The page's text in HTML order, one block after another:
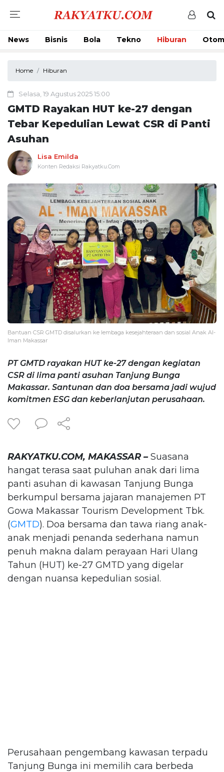
News Bisnis Bola Tekno Hiburan
Home Hiburan
Selasa, 19 Agustus 2025 15:00
GMTD Rayakan HUT ke-27 dengan
Tebar Kepedulian Lewat CSR di Panti
Asuhan
Lisa Emilda
Konten Redaksi Rakyatku.Com
Bantuan CSR GMTD disalurkan ke lembaga kesejahteraan dan sosial Anak Al-
Iman Makassar
PT GMTD rayakan HUT ke-27 dengan kegiatan
CSR di lima panti asuhan Tanjung Bunga
Makassar. Santunan dan doa bersama jadi wujud
komitmen ESG dan keberlanjutan perusahaan.
RAKYATKU.COM, MAKASSAR – Suasana
hangat terasa saat puluhan anak dari lima
panti asuhan di kawasan Tanjung Bunga
berkumpul bersama jajaran manajemen PT
Gowa Makassar Tourism Development Tbk.
(GMTD). Doa bersama dan tawa riang anak-
anak menjadi penanda sederhana namun
penuh makna dalam perayaan Hari Ulang
Tahun (HUT) ke-27 GMTD yang digelar
dengan nuansa kepedulian sosial.
Perusahaan pengembang kawasan terpadu
Tanjung Bunga ini memilih cara berbeda